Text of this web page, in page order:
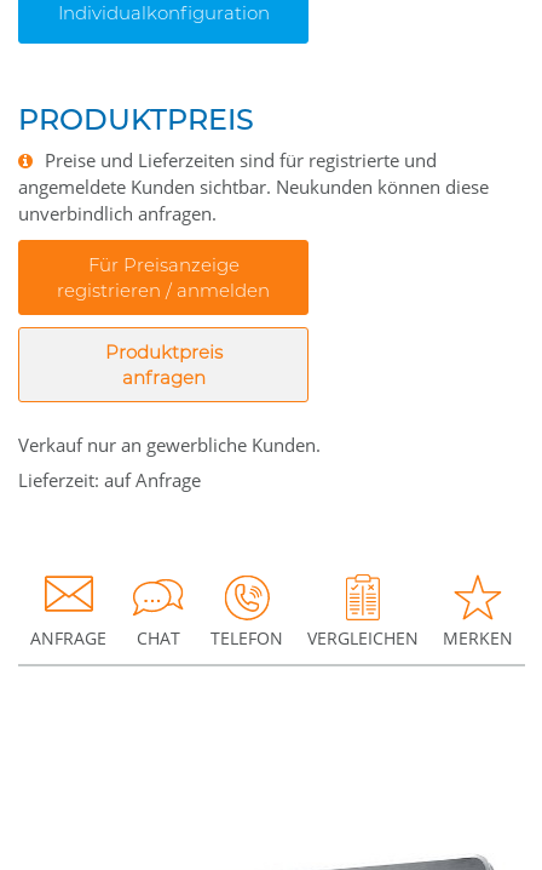
Individualkonfiguration
PRODUKTPREIS
Preise und Lieferzeiten sind für registrierte und
angemeldete Kunden sichtbar. Neukunden können diese
unverbindlich anfragen.
Für Preisanzeige
registrieren / anmelden
Produktpreis
anfragen
Verkauf nur an gewerbliche Kunden.
Lieferzeit: auf Anfrage
ANFRAGE CHAT TELEFON VERGLEICHEN MERKEN